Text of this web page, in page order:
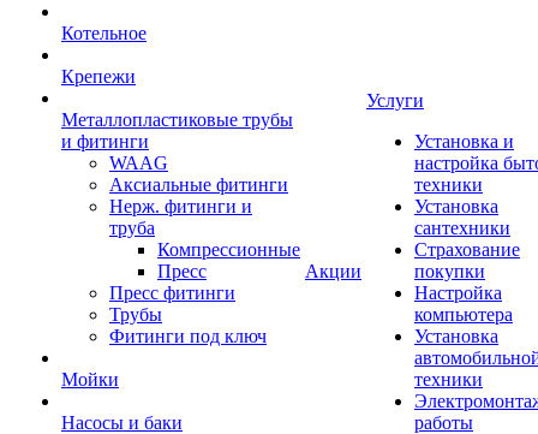
Котельное
Крепежи
Металлопластиковые трубы
и фитинги
WAAG
Аксиальные фитинги
Нерж. фитинги и
труба
Компрессионные
Пресс
Пресс фитинги
Трубы
Фитинги под ключ
Мойки
Насосы и баки
Акции
Услуги
Установка и
настройка
техники
Установка
сантехники
Страхование
покупки
Настройка
компьютера
Установка
техники
работы